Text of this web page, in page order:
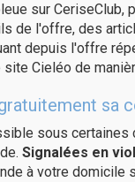
sur CeriseClub,
de l'offre, des
depuis l'offre
Cieléo de
sa
sous
Signalées en
à votre domicile